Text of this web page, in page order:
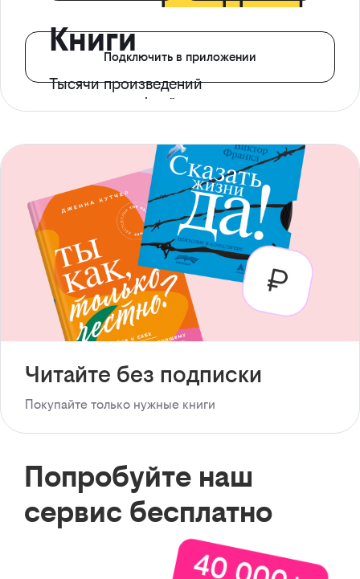
Книги
Тысячи произведений
с доступом офлайн
Подключить в приложении
Читайте без подписки
Покупайте только нужные книги
Попробуйте наш
сервис бесплатно